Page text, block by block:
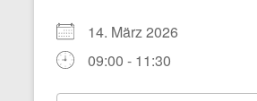
14. März 2026
09:00 - 11:30